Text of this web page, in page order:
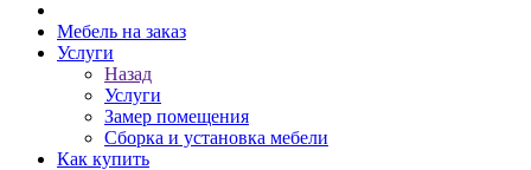
Мебель на заказ
Услуги
Назад
Услуги
Замер помещения
Сборка и установка мебели
Как купить